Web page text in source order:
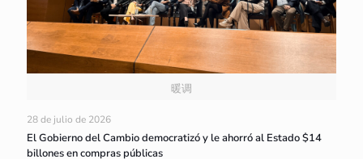
暖调
28 de julio de 2026
El Gobierno del Cambio democratizó y le ahorró al Estado $14
billones en compras públicas